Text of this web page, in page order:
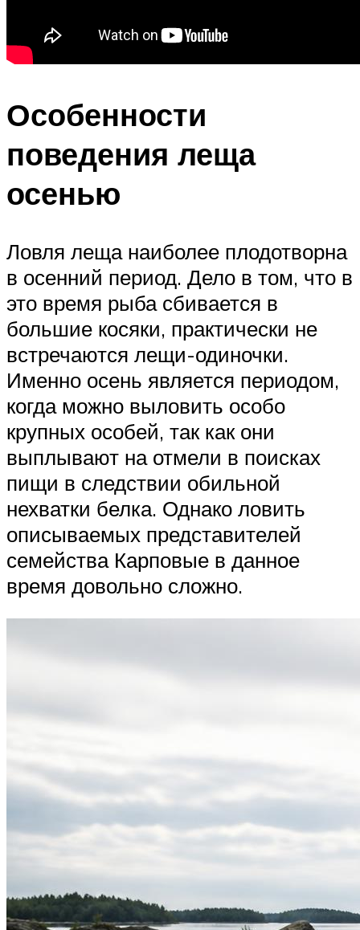
Особенности
поведения леща
осенью
Ловля леща наиболее плодотворна
в осенний период. Дело в том, что в
это время рыба сбивается в
большие косяки, практически не
встречаются лещи-одиночки.
Именно осень является периодом,
когда можно выловить особо
крупных особей, так как они
выплывают на отмели в поисках
пищи в следствии обильной
нехватки белка. Однако ловить
описываемых представителей
семейства Карповые в данное
время довольно сложно.